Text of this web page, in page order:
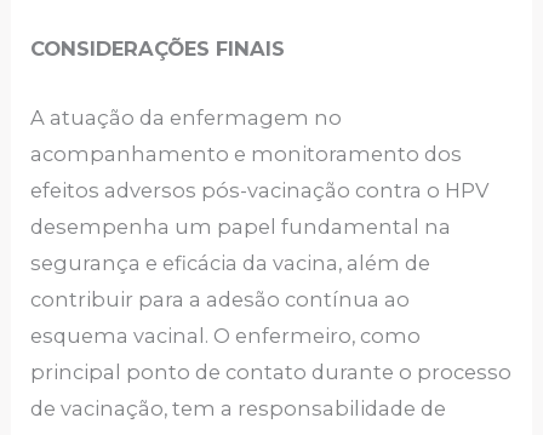
CONSIDERAÇÕES FINAIS
A atuação da enfermagem no
acompanhamento e monitoramento dos
efeitos adversos pós-vacinação contra o HPV
desempenha um papel fundamental na
segurança e eficácia da vacina, além de
contribuir para a adesão contínua ao
esquema vacinal. O enfermeiro, como
principal ponto de contato durante o processo
de vacinação, tem a responsabilidade de